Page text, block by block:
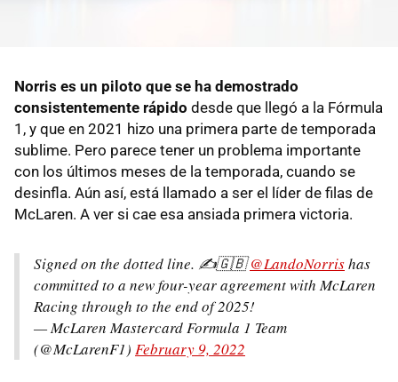
Norris es un piloto que se ha demostrado
consistentemente rápido desde que llegó a la Fórmula
1, y que en 2021 hizo una primera parte de temporada
sublime. Pero parece tener un problema importante
con los últimos meses de la temporada, cuando se
desinfla. Aún así, está llamado a ser el líder de filas de
McLaren. A ver si cae esa ansiada primera victoria.
Signed on the dotted line. ✍️🇬🇧@LandoNorrishas
committed to a new four-year agreement with McLaren
Racing through to the end of 2025!
— McLaren Mastercard Formula 1 Team
(@McLarenF1) February 9, 2022